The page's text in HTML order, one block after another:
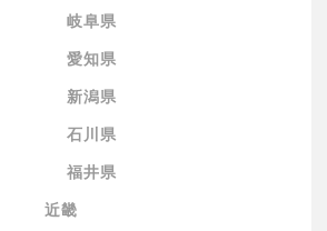
岐阜県
愛知県
新潟県
石川県
福井県
近畿